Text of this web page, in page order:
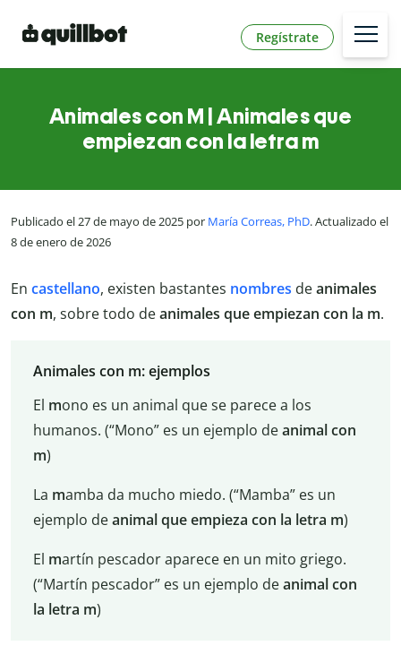
Regístrate
Animales con M | Animales que
empiezan con la letra m
Publicado el 27 de mayo de 2025 por María Correas, PhD. Actualizado el
8 de enero de 2026
En castellano, existen bastantes nombres deanimales
con m, sobre todo deanimales que empiezan con la m.
Animales con m: ejemplos
El mono es un animal que se parece a los
humanos. (“Mono” es un ejemplo deanimal con
m)
La mamba da mucho miedo. (“Mamba” es un
ejemplo deanimal que empieza con la letra m)
El martín pescador aparece en un mito griego.
(“Martín pescador” es un ejemplo deanimal con
la letra m)